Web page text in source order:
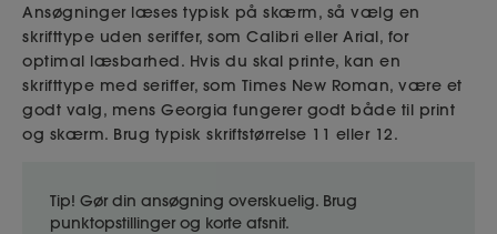
Ansøgninger læses typisk på skærm, så vælg en
skrifttype uden seriffer, som Calibri eller Arial, for
optimal læsbarhed. Hvis du skal printe, kan en
skrifttype med seriffer, som Times New Roman, være et
godt valg, mens Georgia fungerer godt både til print
og skærm. Brug typisk skriftstørrelse 11 eller 12.
Tip! Gør din ansøgning overskuelig. Brug
punktopstillinger og korte afsnit.